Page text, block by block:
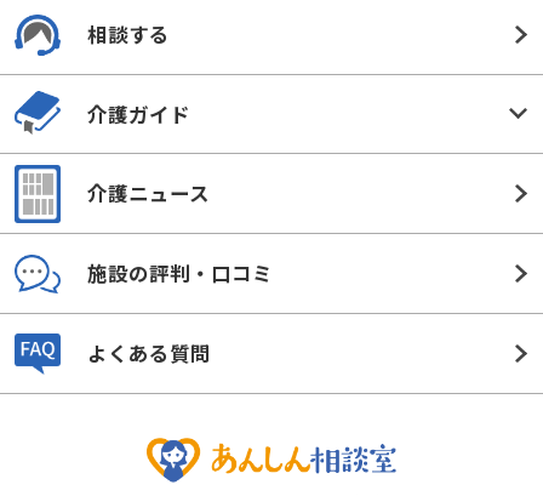
相談する
介護ガイド
介護ニュース
施設の評判・口コミ
よくある質問